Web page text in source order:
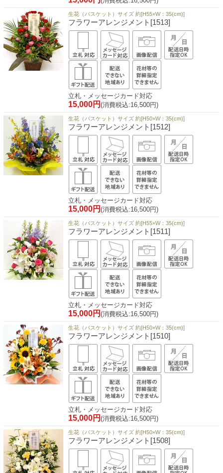
生花（バスケット）サイズ 約[H55×W：35(cm)]
フラワーアレンジメント[1513]
立札・メッセージカード対応
15,000円 (消費税込:16,500円)
生花（バスケット）サイズ 約[H50×W：35(cm)]
フラワーアレンジメント[1512]
立札・メッセージカード対応
15,000円 (消費税込:16,500円)
生花（バスケット）サイズ 約[H55×W：35(cm)]
フラワーアレンジメント[1511]
立札・メッセージカード対応
15,000円 (消費税込:16,500円)
生花（バスケット）サイズ 約[H50×W：35(cm)]
フラワーアレンジメント[1510]
立札・メッセージカード対応
15,000円 (消費税込:16,500円)
生花（バスケット）サイズ 約[H50×W：35(cm)]
フラワーアレンジメント[1508]